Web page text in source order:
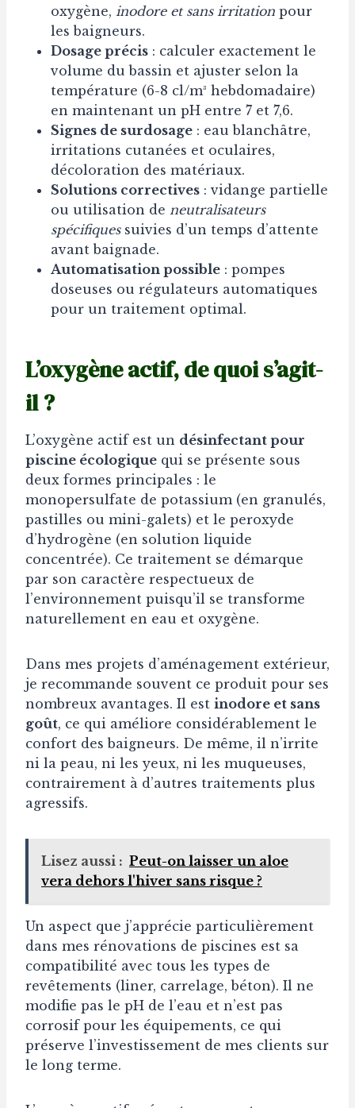
oxygène, inodore et sans irritation pour
les baigneurs.
Dosage précis : calculer exactement le
volume du bassin et ajuster selon la
température (6-8 cl/m³ hebdomadaire)
en maintenant un pH entre 7 et 7,6.
Signes de surdosage : eau blanchâtre,
irritations cutanées et oculaires,
décoloration des matériaux.
Solutions correctives : vidange partielle
ou utilisation de neutralisateurs
spécifiquessuivies d’un temps d’attente
avant baignade.
Automatisation possible : pompes
doseuses ou régulateurs automatiques
pour un traitement optimal.
L’oxygène actif, de quoi s’agit-
il ?
L’oxygène actif est un désinfectant pour
piscine écologique qui se présente sous
deux formes principales : le
monopersulfate de potassium (en granulés,
pastilles ou mini-galets) et le peroxyde
d’hydrogène (en solution liquide
concentrée). Ce traitement se démarque
par son caractère respectueux de
l’environnement puisqu’il se transforme
naturellement en eau et oxygène.
Dans mes projets d’aménagement extérieur,
je recommande souvent ce produit pour ses
nombreux avantages. Il est inodore et sans
goût, ce qui améliore considérablement le
confort des baigneurs. De même, il n’irrite
ni la peau, ni les yeux, ni les muqueuses,
contrairement à d’autres traitements plus
agressifs.
Lisez aussi : Peut-on laisser un aloe
vera dehors l'hiver sans risque ?
Un aspect que j’apprécie particulièrement
dans mes rénovations de piscines est sa
compatibilité avec tous les types de
revêtements (liner, carrelage, béton). Il ne
modifie pas le pH de l’eau et n’est pas
corrosif pour les équipements, ce qui
préserve l’investissement de mes clients sur
le long terme.